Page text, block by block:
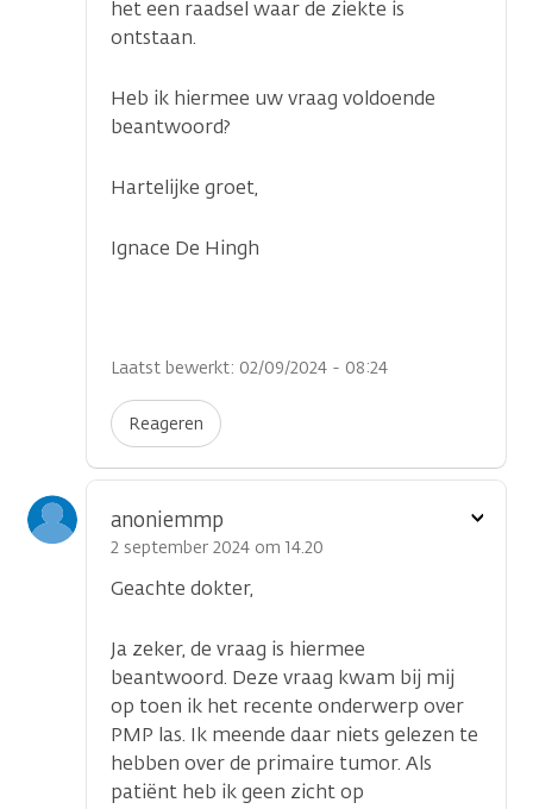
het een raadsel waar de ziekte is
ontstaan.
Heb ik hiermee uw vraag voldoende
beantwoord?
Hartelijke groet,
Ignace De Hingh
Laatst bewerkt: 02/09/2024 - 08:24
Reageren
anoniemmp
2 september 2024 om 14.20
Geachte dokter,
Ja zeker, de vraag is hiermee
beantwoord. Deze vraag kwam bij mij
op toen ik het recente onderwerp over
PMP las. Ik meende daar niets gelezen te
hebben over de primaire tumor. Als
patiënt heb ik geen zicht op
Toon